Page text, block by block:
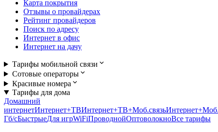
Карта покрытия
Отзывы о провайдерах
Рейтинг провайдеров
Поиск по адресу
Интернет в офис
Интернет на дачу
Тарифы мобильной связи
Сотовые операторы
Красивые номера
Тарифы для дома
Домашний
интернетИнтернет+ТВИнтернет+ТВ+Моб.связь
Гб/cБыстрыеДля игрWiFiПроводнойОптоволокноВсе тарифы